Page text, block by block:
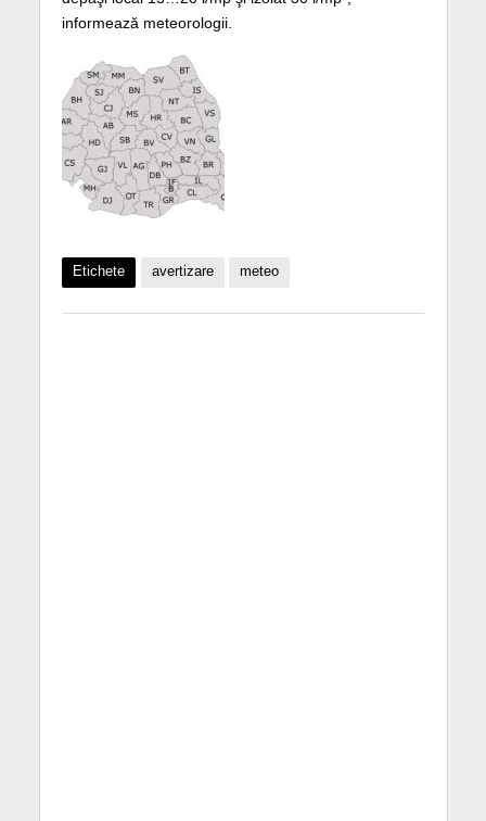
informează meteorologii.
Etichete avertizare meteo